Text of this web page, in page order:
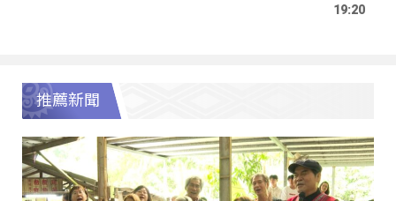
19:20
推薦新聞